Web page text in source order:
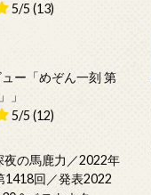
5/5 (13)
ー「めぞん一刻 第
」
5/5 (12)
夜の馬鹿力／2022年
1418回／発表2022